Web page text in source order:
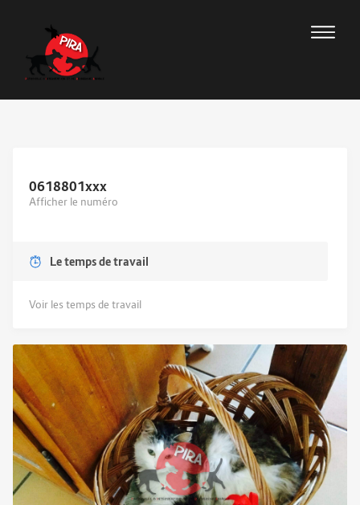
0618801xxx
Afficher le numéro
Le temps de travail
Voir les temps de travail